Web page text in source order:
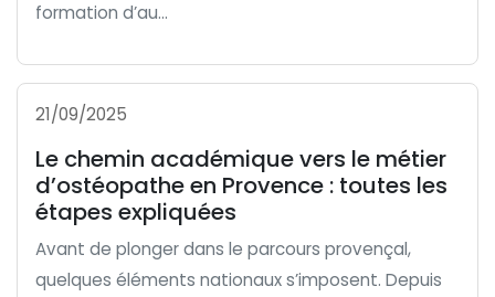
formation d’au...
21/09/2025
Le chemin académique vers le métier
d’ostéopathe en Provence : toutes les
étapes expliquées
Avant de plonger dans le parcours provençal,
quelques éléments nationaux s’imposent. Depuis